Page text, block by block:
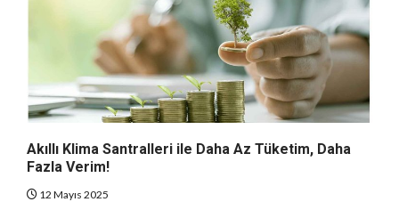
Akıllı Klima Santralleri ile Daha Az Tüketim, Daha
Fazla Verim!
12 Mayıs 2025